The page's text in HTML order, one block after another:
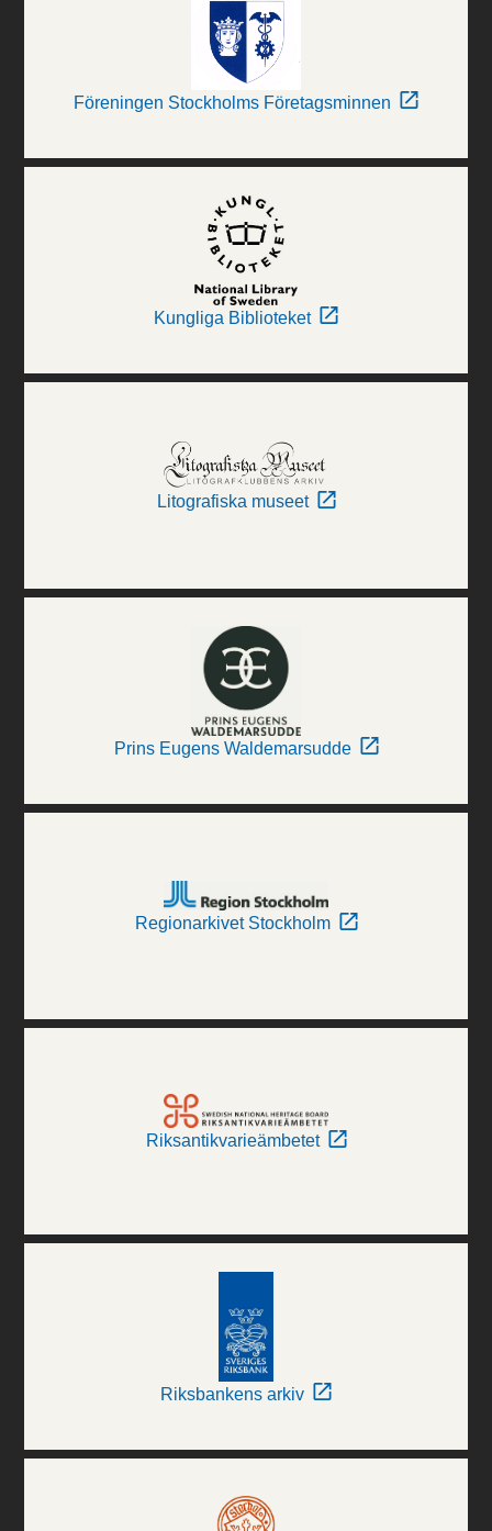
Föreningen Stockholms Företagsminnen
Kungliga Biblioteket
Litografiska museet
Prins Eugens Waldemarsudde
Regionarkivet Stockholm
Riksantikvarieämbetet
Riksbankens arkiv